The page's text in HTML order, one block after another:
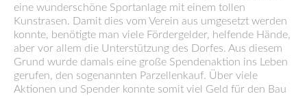
eine wunderschöne Sportanlage mit einem tollen
Kunstrasen. Damit dies vom Verein aus umgesetzt werden
konnte, benötigte man viele Fördergelder, helfende Hände,
aber vor allem die Unterstützung des Dorfes. Aus diesem
Grund wurde damals eine große Spendenaktion ins Leben
gerufen, den sogenannten Parzellenkauf. Über viele
Aktionen und Spender konnte somit viel Geld für den Bau